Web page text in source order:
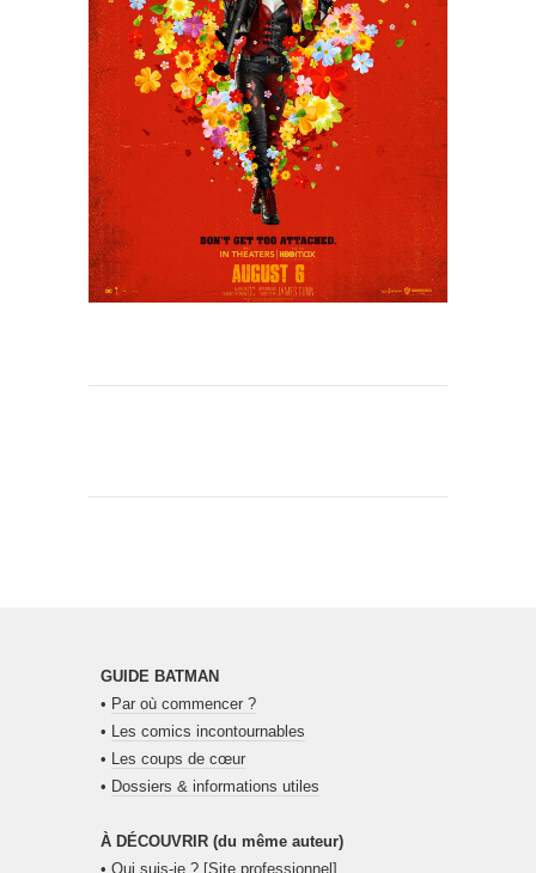
GUIDE BATMAN
• Par où commencer ?
• Les comics incontournables
• Les coups de cœur
• Dossiers & informations utiles
À DÉCOUVRIR (du même auteur)
• Qui suis-je ? [Site professionnel]